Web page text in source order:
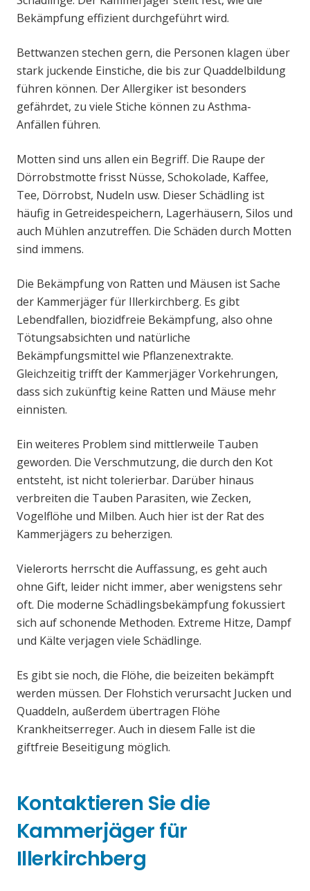
Bekämpfung effizient durchgeführt wird.
Bettwanzen stechen gern, die Personen klagen über
stark juckende Einstiche, die bis zur Quaddelbildung
führen können. Der Allergiker ist besonders
gefährdet, zu viele Stiche können zu Asthma-
Anfällen führen.
Motten sind uns allen ein Begriff. Die Raupe der
Dörrobstmotte frisst Nüsse, Schokolade, Kaffee,
Tee, Dörrobst, Nudeln usw. Dieser Schädling ist
häufig in Getreidespeichern, Lagerhäusern, Silos und
auch Mühlen anzutreffen. Die Schäden durch Motten
sind immens.
Die Bekämpfung von Ratten und Mäusen ist Sache
der Kammerjäger für Illerkirchberg. Es gibt
Lebendfallen, biozidfreie Bekämpfung, also ohne
Tötungsabsichten und natürliche
Bekämpfungsmittel wie Pflanzenextrakte.
Gleichzeitig trifft der Kammerjäger Vorkehrungen,
dass sich zukünftig keine Ratten und Mäuse mehr
einnisten.
Ein weiteres Problem sind mittlerweile Tauben
geworden. Die Verschmutzung, die durch den Kot
entsteht, ist nicht tolerierbar. Darüber hinaus
verbreiten die Tauben Parasiten, wie Zecken,
Vogelflöhe und Milben. Auch hier ist der Rat des
Kammerjägers zu beherzigen.
Vielerorts herrscht die Auffassung, es geht auch
ohne Gift, leider nicht immer, aber wenigstens sehr
oft. Die moderne Schädlingsbekämpfung fokussiert
sich auf schonende Methoden. Extreme Hitze, Dampf
und Kälte verjagen viele Schädlinge.
Es gibt sie noch, die Flöhe, die beizeiten bekämpft
werden müssen. Der Flohstich verursacht Jucken und
Quaddeln, außerdem übertragen Flöhe
Krankheitserreger. Auch in diesem Falle ist die
giftfreie Beseitigung möglich.
Kontaktieren Sie die
Kammerjäger für
Illerkirchberg